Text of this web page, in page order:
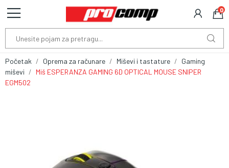
0
Početak Oprema za računare Miševi i tastature
Gaming
miševi
Miš ESPERANZA GAMING 6D OPTICAL MOUSE SNIPER
EGM502